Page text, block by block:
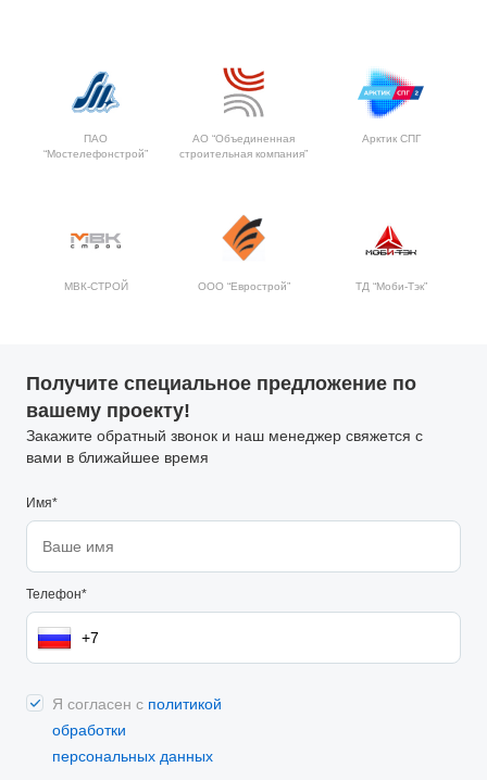
ПАО
“Мостелефонстрой”
АО “Объединенная
строительная компания”
Арктик СПГ
МВК-СТРОЙ ООО “Еврострой” ТД “Моби-Тэк”
Получите специальное предложение по
вашему проекту!
Закажите обратный звонок и наш менеджер свяжется с
вами в ближайшее время
Имя*
Телефон*
Я согласен с политикой
обработки
персональных данных